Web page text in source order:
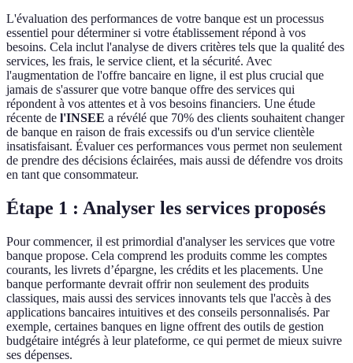
L'évaluation des performances de votre banque est un processus
essentiel pour déterminer si votre établissement répond à vos
besoins. Cela inclut l'analyse de divers critères tels que la qualité des
services, les frais, le service client, et la sécurité. Avec
l'augmentation de l'offre bancaire en ligne, il est plus crucial que
jamais de s'assurer que votre banque offre des services qui
répondent à vos attentes et à vos besoins financiers. Une étude
récente de l'INSEE a révélé que 70% des clients souhaitent changer
de banque en raison de frais excessifs ou d'un service clientèle
insatisfaisant. Évaluer ces performances vous permet non seulement
de prendre des décisions éclairées, mais aussi de défendre vos droits
en tant que consommateur.
Étape 1 : Analyser les services proposés
Pour commencer, il est primordial d'analyser les services que votre
banque propose. Cela comprend les produits comme les comptes
courants, les livrets d’épargne, les crédits et les placements. Une
banque performante devrait offrir non seulement des produits
classiques, mais aussi des services innovants tels que l'accès à des
applications bancaires intuitives et des conseils personnalisés. Par
exemple, certaines banques en ligne offrent des outils de gestion
budgétaire intégrés à leur plateforme, ce qui permet de mieux suivre
ses dépenses.